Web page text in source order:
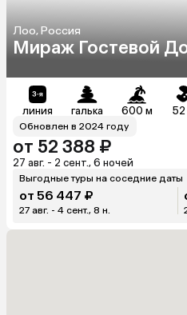
Лоо, Россия
Мираж Гостевой
линия галька 600 м 52
Обновлен в 2024 году
от 52 388 ₽
27 авг. - 2 сент., 6 ночей
Выгодные туры на соседние даты
от 56 447 ₽
27 авг. - 4 сент., 8 н.